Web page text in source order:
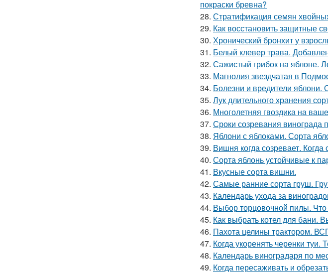
покраски бревна?
28. Стратификация семян
29. Как восстановить защитные
30. Хронический бронхит у
31. Белый клевер трава.
32. Сажистый грибок на яблоне.
33. Магнолия звездчатая в
34. Болезни и вредители
35. Лук длительного хранения
36. Многолетняя гвоздика на
37. Сроки созревания винограда
38. Яблони с яблоками. Сорта
39. Вишня когда созревает. Когда
40. Сорта яблонь устойчивые к
41. Вкусные сорта вишни.
42. Самые ранние сорта груш.
43. Календарь ухода за
44. Выбор торцовочной пилы. Что
45. Как выбрать котел для бани.
46. Пахота целины
47. Когда укоренять черенки
48. Календарь виноградаря по
49. Когда пересаживать и